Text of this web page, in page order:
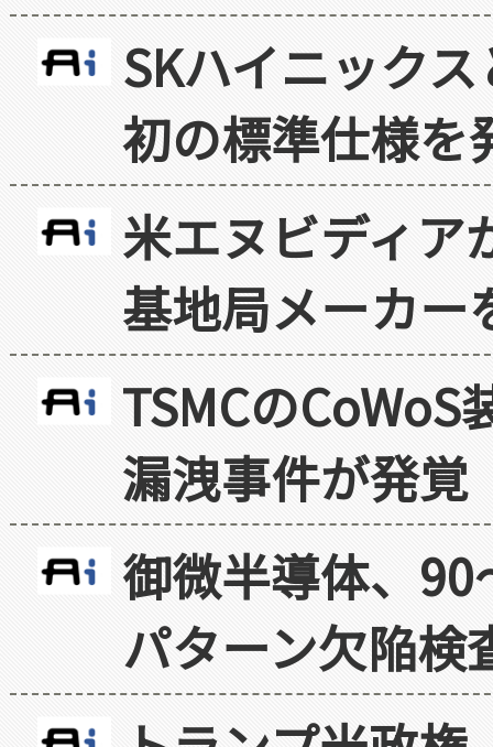
SKハイニック
初の標準仕様を
米エヌビディア
基地局メーカー
TSMCの
漏洩事件が発覚
御微半導体、
パターン欠陥検